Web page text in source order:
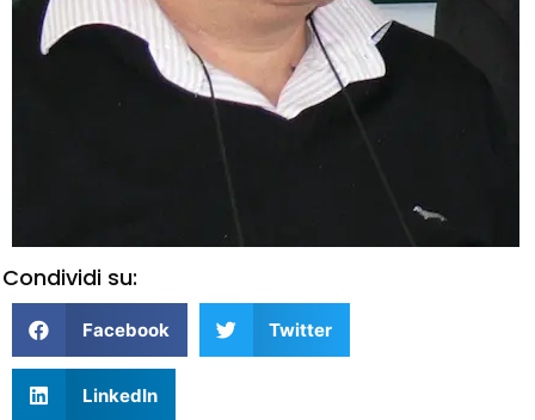
Condividi su:
Facebook Twitter
LinkedIn